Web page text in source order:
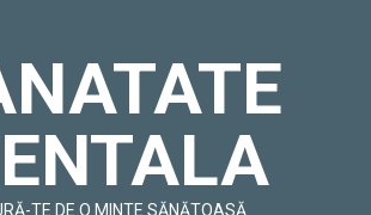
TE DE O MINTE SĂNĂTOASĂ